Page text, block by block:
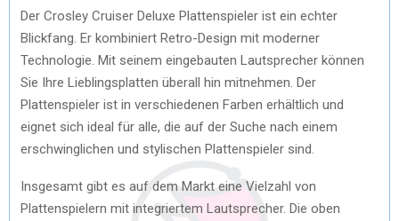
Der Crosley Cruiser Deluxe Plattenspieler ist ein echter
Blickfang. Er kombiniert Retro-Design mit moderner
Technologie. Mit seinem eingebauten Lautsprecher können
Sie Ihre Lieblingsplatten überall hin mitnehmen. Der
Plattenspieler ist in verschiedenen Farben erhältlich und
eignet sich ideal für alle, die auf der Suche nach einem
erschwinglichen und stylischen Plattenspieler sind.
Insgesamt gibt es auf dem Markt eine Vielzahl von
Plattenspielern mit integriertem Lautsprecher. Die oben